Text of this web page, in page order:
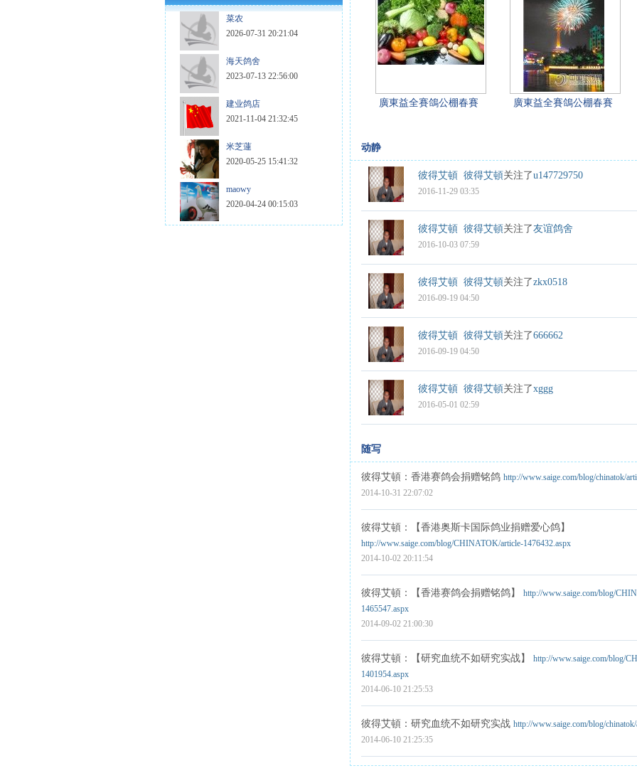
菜农
2026-07-31 20:21:04
海天鸽舍
2023-07-13 22:56:00
建业鸽店
2021-11-04 21:32:45
米芝蓮
2020-05-25 15:41:32
maowy
2020-04-24 00:15:03
廣東益全賽鴿公棚春賽 廣東益全賽鴿公棚春賽
动静
彼得艾頓 彼得艾頓关注了u147729750
2016-11-29 03:35
彼得艾頓 彼得艾頓关注了友谊鸽舍
2016-10-03 07:59
彼得艾頓 彼得艾頓关注了zkx0518
2016-09-19 04:50
彼得艾頓 彼得艾頓关注了666662
2016-09-19 04:50
彼得艾頓 彼得艾頓关注了xggg
2016-05-01 02:59
随写
彼得艾頓 ：香港赛鸽会捐赠铭鸽 http://www.saige.com/blog/chinatok/
2014-10-31 22:07:02
彼得艾頓 ：【香港奥斯卡国际鸽业捐赠爱心鸽】
http://www.saige.com/blog/CHINATOK/article-1476432.aspx
2014-10-02 20:11:54
彼得艾頓 ：【香港赛鸽会捐赠铭鸽】 http://www.saige.com/blog/
1465547.aspx
2014-09-02 21:00:30
彼得艾頓 ：【研究血统不如研究实战】 http://www.saige.com/blog/
1401954.aspx
2014-06-10 21:25:53
彼得艾頓 ：研究血统不如研究实战 http://www.saige.com/blog/
2014-06-10 21:25:35